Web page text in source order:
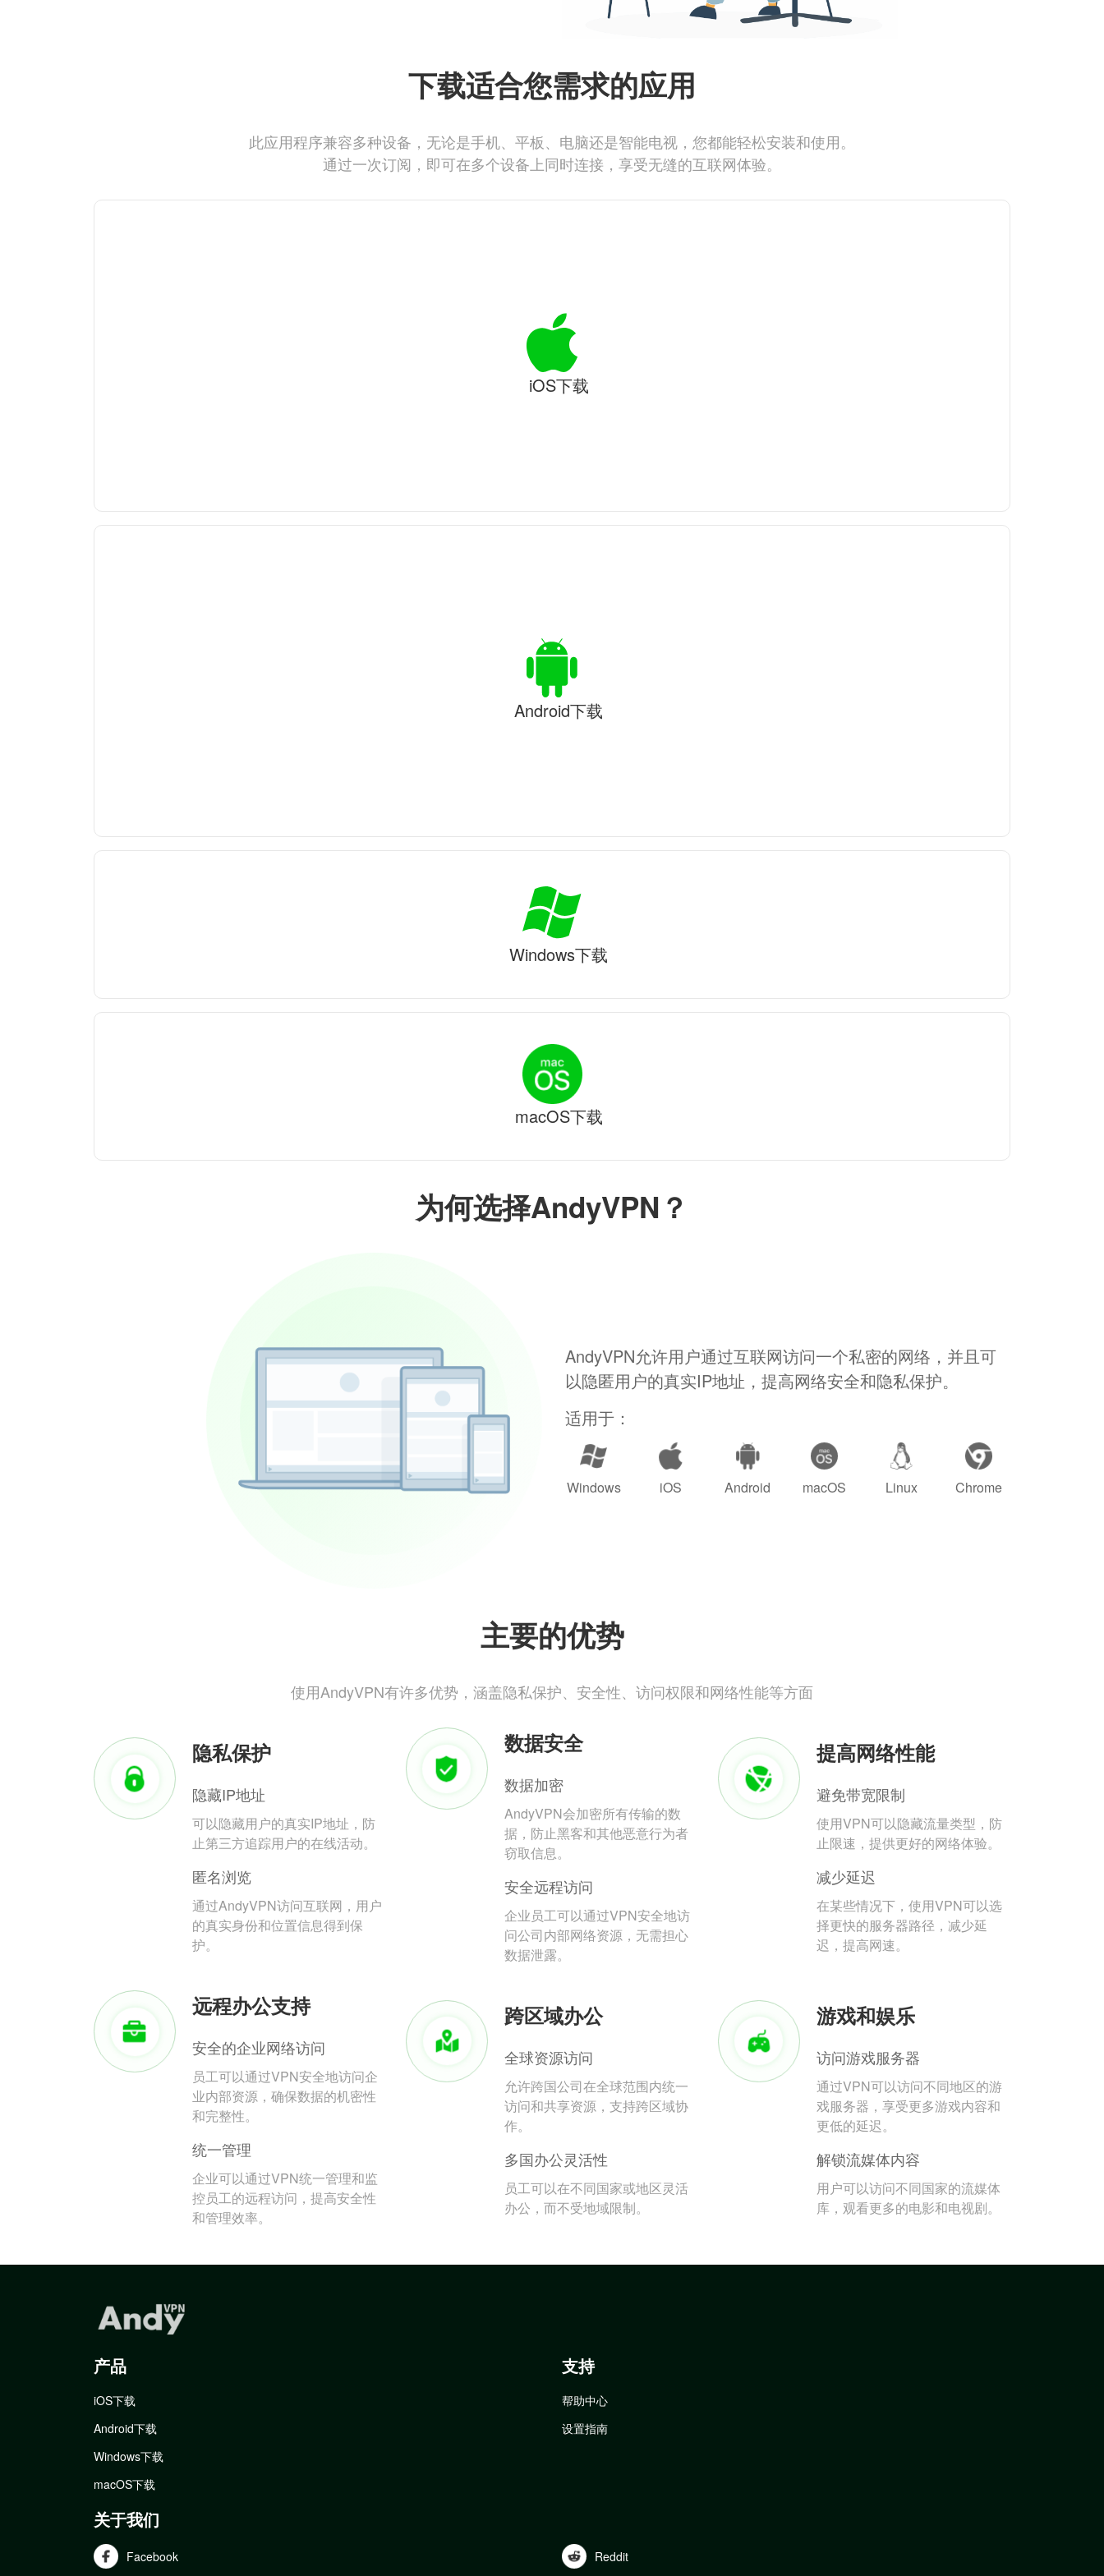
为何选择AndyVPN？
AndyVPN允许用户通过互联网访问一个私密的网络，并且可
以隐匿用户的真实IP地址，提高网络安全和隐私保护。
适用于：
Windows iOS Android macOS Linux Chrome
主要的优势
使用AndyVPN有许多优势，涵盖隐私保护、安全性、访问权限和网络性能等方面
隐私保护
隐藏IP地址
可以隐藏用户的真实IP地址，防
止第三方追踪用户的在线活动。
匿名浏览
通过AndyVPN访问互联网，用户
的真实身份和位置信息得到保
护。
数据安全
数据加密
AndyVPN会加密所有传输的数
据，防止黑客和其他恶意行为者
窃取信息。
安全远程访问
企业员工可以通过VPN安全地访
问公司内部网络资源，无需担心
数据泄露。
提高网络性能
避免带宽限制
使用VPN可以隐藏流量类型，防
止限速，提供更好的网络体验。
减少延迟
在某些情况下，使用VPN可以选
择更快的服务器路径，减少延
迟，提高网速。
远程办公支持
安全的企业网络访问
员工可以通过VPN安全地访问企
业内部资源，确保数据的机密性
和完整性。
统一管理
企业可以通过VPN统一管理和监
控员工的远程访问，提高安全性
和管理效率。
跨区域办公
全球资源访问
允许跨国公司在全球范围内统一
访问和共享资源，支持跨区域协
作。
多国办公灵活性
员工可以在不同国家或地区灵活
办公，而不受地域限制。
游戏和娱乐
访问游戏服务器
通过VPN可以访问不同地区的游
戏服务器，享受更多游戏内容和
更低的延迟。
解锁流媒体内容
用户可以访问不同国家的流媒体
库，观看更多的电影和电视剧。
下载适合您需求的应用
此应用程序兼容多种设备，无论是手机、平板、电脑还是智能电视，您都能轻松安装和使用。
通过一次订阅，即可在多个设备上同时连接，享受无缝的互联网体验。
iOS下载
Android下载
Windows下载
macOS下载
产品
iOS下载
Android下载
Windows下载
macOS下载
支持
帮助中心
设置指南
关于我们
Facebook Reddit